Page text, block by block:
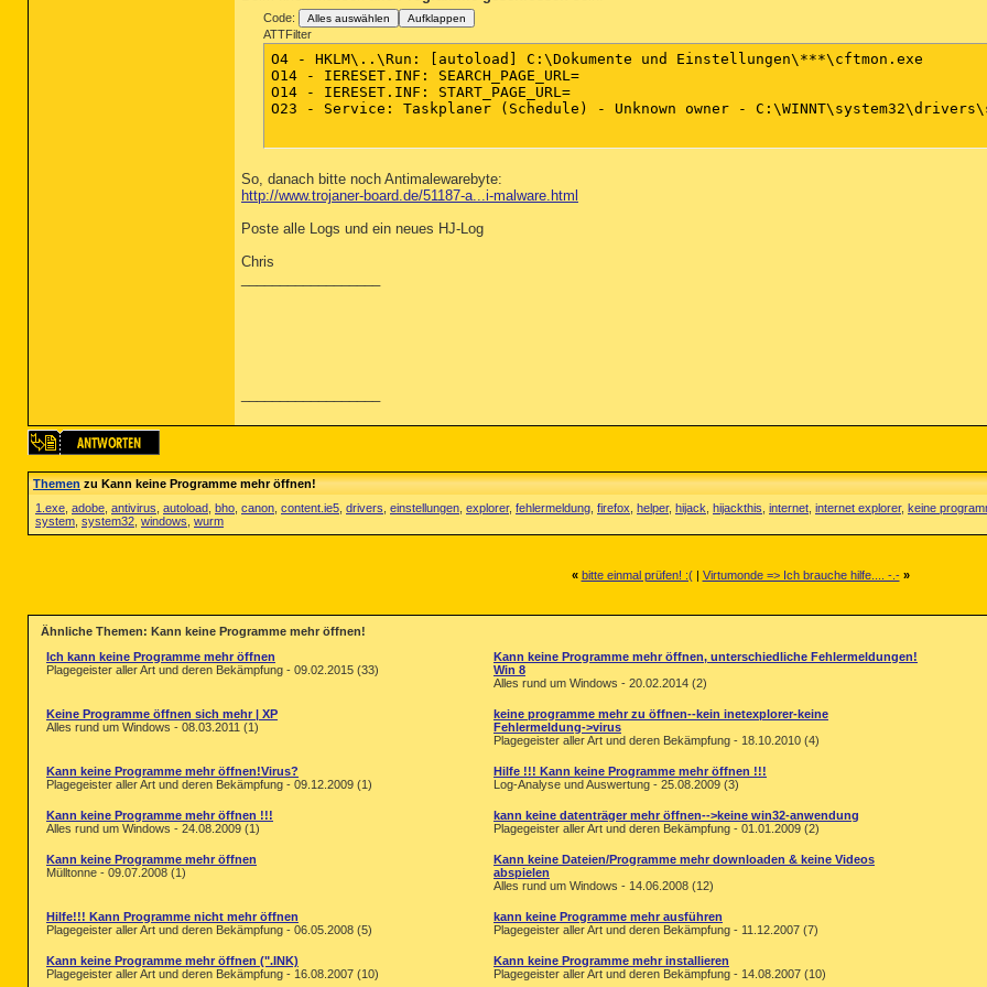
Code: Alles auswählen Aufklappen
ATTFilter
O4 - HKLM\..\Run: [autoload] C:\Dokumente und Einstellungen\***\cftmon.exe
O14 - IERESET.INF: SEARCH_PAGE_URL=
O14 - IERESET.INF: START_PAGE_URL=
O23 - Service: Taskplaner (Schedule) - Unknown owner -
So, danach bitte noch Antimalewarebyte:
http://www.trojaner-board.de/51187-a...i-malware.html
Poste alle Logs und ein neues HJ-Log
Chris
Themenzu Kann keine Programme mehr öffnen!
1.exe adobe antivirus autoload bho canon content.ie5 drivers einstellungen explorer, fehlermeldung firefox helper, hijack hijackthis internet internet explorer, keine
system system32 windows wurm
« bitte einmal prüfen! :(| Virtumonde => Ich brauche hilfe.... -.- »
Ähnliche Themen: Kann keine Programme mehr öffnen!
Ich kann keine Programme mehr öffnen
Plagegeister aller Art und deren Bekämpfung - 09.02.2015 (33)
Kann keine Programme mehr öffnen, unterschiedliche Fehlermeldungen!
Win 8
Alles rund um Windows - 20.02.2014 (2)
Keine Programme öffnen sich mehr | XP
Alles rund um Windows - 08.03.2011 (1)
keine programme mehr zu öffnen--kein inetexplorer-keine
Fehlermeldung->virus
Plagegeister aller Art und deren Bekämpfung - 18.10.2010 (4)
Kann keine Programme mehr öffnen!Virus?
Plagegeister aller Art und deren Bekämpfung - 09.12.2009 (1)
Hilfe !!! Kann keine Programme mehr öffnen !!!
Log-Analyse und Auswertung - 25.08.2009 (3)
Kann keine Programme mehr öffnen !!!
Alles rund um Windows - 24.08.2009 (1)
kann keine datenträger mehr öffnen-->keine win32-anwendung
Plagegeister aller Art und deren Bekämpfung - 01.01.2009 (2)
Kann keine Programme mehr öffnen
Mülltonne - 09.07.2008 (1)
Kann keine Dateien/Programme mehr downloaden & keine Videos
abspielen
Alles rund um Windows - 14.06.2008 (12)
Hilfe!!! Kann Programme nicht mehr öffnen
Plagegeister aller Art und deren Bekämpfung - 06.05.2008 (5)
kann keine Programme mehr ausführen
Plagegeister aller Art und deren Bekämpfung - 11.12.2007 (7)
Kann keine Programme mehr öffnen (".INK)
Plagegeister aller Art und deren Bekämpfung - 16.08.2007 (10)
Kann keine Programme mehr installieren
Plagegeister aller Art und deren Bekämpfung - 14.08.2007 (10)